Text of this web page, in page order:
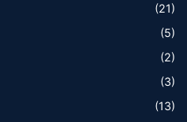
(21)
(5)
(2)
(3)
(13)